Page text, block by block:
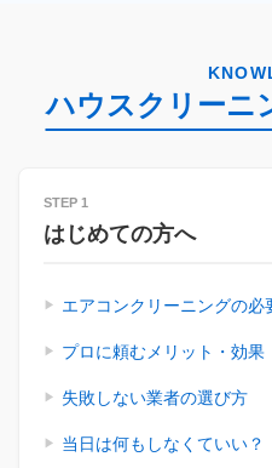
ハウスクリーニ
STEP 1
はじめての方へ
エアコンクリーニングの必
プロに頼むメリット・効果
失敗しない業者の選び方
当日は何もしなくていい？